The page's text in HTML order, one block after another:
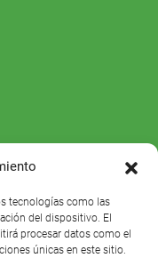
tecnologías como las
del dispositivo. El
procesar datos como el
únicas en este sitio.